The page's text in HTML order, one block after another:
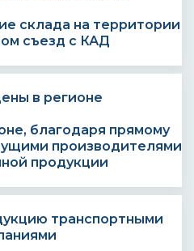
склада на территории
съезд с КАД
благодаря прямому
производителями
продукции